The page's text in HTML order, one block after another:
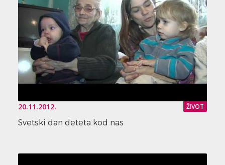
20.11.2012. ŽIVOT
Svetski dan deteta kod nas